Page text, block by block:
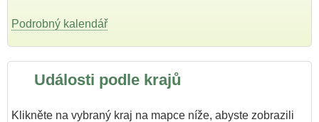
Podrobný kalendář
Události podle krajů
Klikněte na vybraný kraj na mapce níže, abyste zobrazili